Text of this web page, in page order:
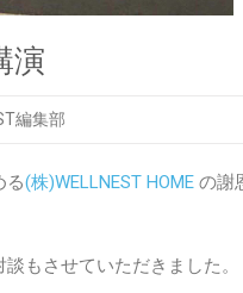
演
編集部
る(株)WELLNEST HOME の謝
もさせていただきました。